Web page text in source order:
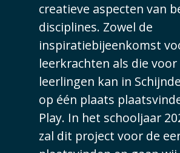
creatieve aspecten van
disciplines. Zowel de
inspiratiebijeenkomst
leerkrachten als die voor
leerlingen kan in
op één plaats
Play. In het schooljaar
zal dit project voor de